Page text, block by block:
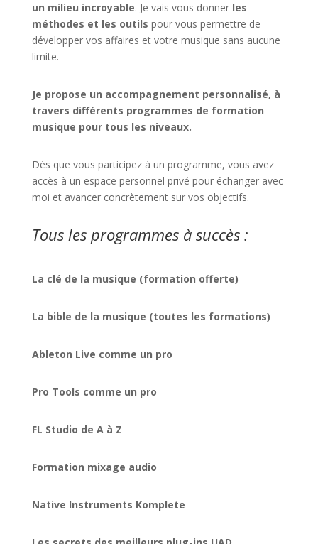
un milieu incroyable. Je vais vous donner les
méthodes et les outils pour vous permettre de
développer vos affaires et votre musique sans aucune
limite.
Je propose un accompagnement personnalisé, à
travers différents programmes de formation
musique pour tous les niveaux.
Dès que vous participez à un programme, vous avez
accès à un espace personnel privé pour échanger avec
moi et avancer concrètement sur vos objectifs.
Tous les programmes à succès :
La clé de la musique (formation offerte)
La bible de la musique (toutes les formations)
Ableton Live comme un pro
Pro Tools comme un pro
FL Studio de A à Z
Formation mixage audio
Native Instruments Komplete